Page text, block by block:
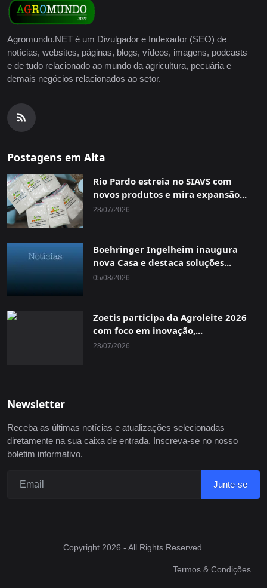
Agromundo.NET é um Divulgador e Indexador (SEO) de
notícias, websites, páginas, blogs, vídeos, imagens, podcasts
e de tudo relacionado ao mundo da agricultura, pecuária e
demais negócios relacionados ao setor.
Postagens em Alta
Rio Pardo estreia no SIAVS com
novos produtos e mira expansão...
28/07/2026
Boehringer Ingelheim inaugura
nova Casa e destaca soluções...
05/08/2026
Zoetis participa da Agroleite 2026
com foco em inovação,...
28/07/2026
Newsletter
Receba as últimas notícias e atualizações selecionadas
diretamente na sua caixa de entrada. Inscreva-se no nosso
boletim informativo.
Junte-se
Copyright 2026 - All Rights Reserved.
Termos & Condições